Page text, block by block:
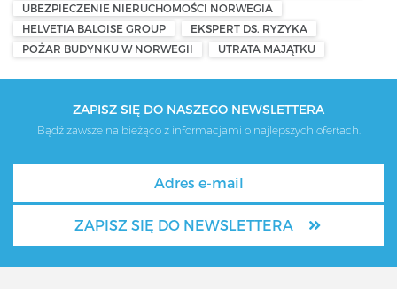
UBEZPIECZENIE NIERUCHOMOŚCI NORWEGIA
HELVETIA BALOISE GROUP
EKSPERT DS. RYZYKA
POŻAR BUDYNKU W NORWEGII
UTRATA MAJĄTKU
ZAPISZ SIĘ DO NASZEGO NEWSLETTERA
Bądź zawsze na bieżąco z informacjami o najlepszych ofertach.
ZAPISZ SIĘ DO NEWSLETTERA